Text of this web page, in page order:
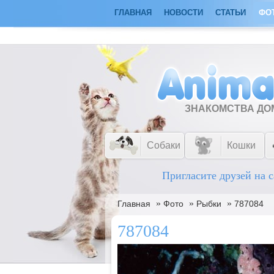
ГЛАВНАЯ НОВОСТИ СТАТЬИ
ЗНАКОМСТВА
Собаки Кошки
Пригласите друзей на
Главная » Фото » Рыбки » 787084
787084